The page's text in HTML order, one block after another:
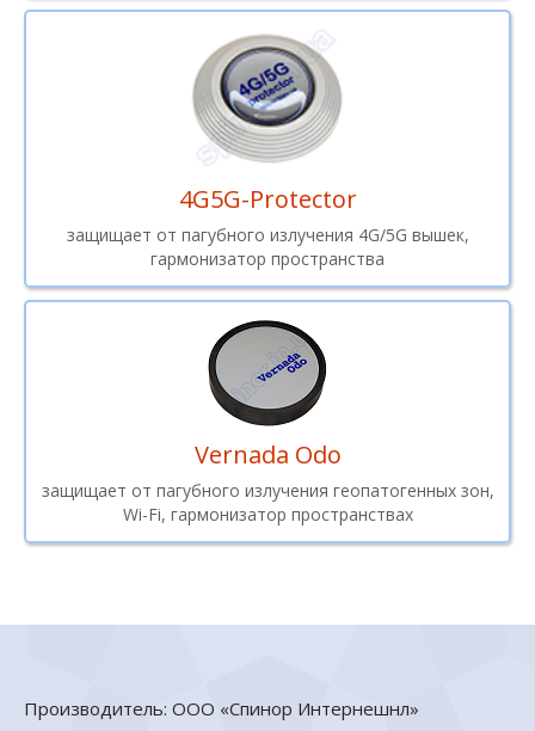
4G5G-Protector
защищает от пагубного излучения 4G/5G вышек,
гармонизатор пространства
Vernada Odo
защищает от пагубного излучения геопатогенных зон,
Wi-Fi, гармонизатор пространствах
Производитель: ООО «Спинор Интернешнл»